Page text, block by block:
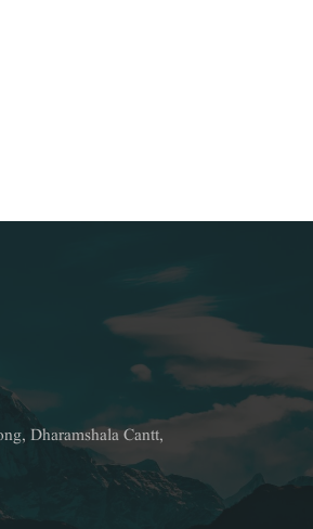
Dharamshala Cantt,